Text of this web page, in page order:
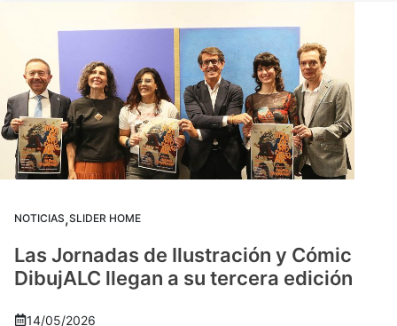
NOTICIAS,SLIDER HOME
Las Jornadas de Ilustración y Cómic
DibujALC llegan a su tercera edición
14/05/2026